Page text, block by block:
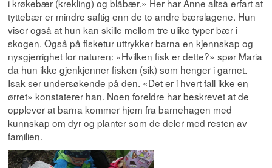
i krøkebær (krekling) og blåbær.» Her har Anne altså erfart at
tyttebær er mindre saftig enn de to andre bærslagene. Hun
viser også at hun kan skille mellom tre ulike typer bær i
skogen. Også på fisketur uttrykker barna en kjennskap og
nysgjerrighet for naturen: «Hvilken fisk er dette?» spør Maria
da hun ikke gjenkjenner fisken (sik) som henger i garnet.
Isak ser undersøkende på den. «Det er i hvert fall ikke en
ørret» konstaterer han. Noen foreldre har beskrevet at de
opplever at barna kommer hjem fra barnehagen med
kunnskap om dyr og planter som de deler med resten av
familien.